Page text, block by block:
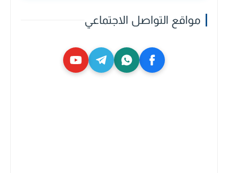
مواقع التواصل الاجتماعي